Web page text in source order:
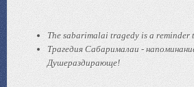
The sabarimalai tragedy is a
Трагедия Сабарималаи -
Душераздирающе!